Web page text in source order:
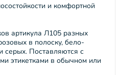
и комфортной
артикула Л105 разных
в полоску, бело-
серых. Поставляются с
этикетками в обычном или